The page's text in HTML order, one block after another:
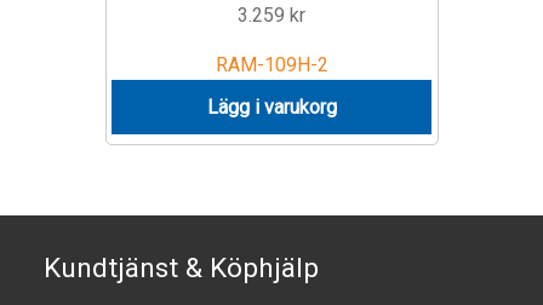
3.259 kr
RAM-109H-2
Lägg i varukorg
Kundtjänst & Köphjälp